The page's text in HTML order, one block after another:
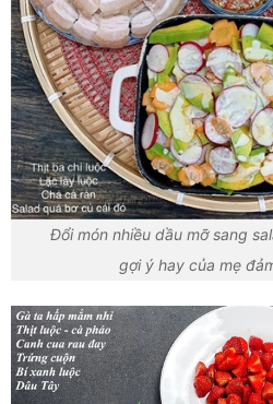
Đổi món nhiều dầu mỡ sang
gợi ý hay của mẹ